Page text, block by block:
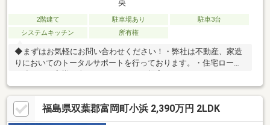
央
2階建て 駐車場あり
駐車3台
システムキッチン
所有権
◆まずはお気軽にお問い合わせください！・弊社は不動産、家造
りにおいてのトータルサポートを行っております。・住宅ローン
す。・スタッフ一同、誠心誠意ご対応させていただきます！◆経
験知識が豊富なスタッフが在籍！迅速な対応を心掛けておりま
す。・お問合せを受けてから即日ご対応をさせていただきま
す。・その他物件情報も多数ございます！お気軽にお問い合わせ
福島県双葉郡富岡町小浜 2,390万円 2LDK